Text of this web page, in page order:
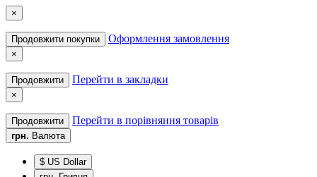
×
Продовжити покупки Оформлення замовлення
×
Продовжити Перейти в закладки
×
Продовжити Перейти в порівняння товарів
грн. Валюта
$ US Dollar